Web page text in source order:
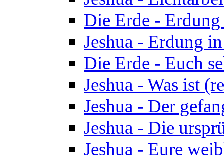
Die Erde -
Jeshua - Erdung
Die Erde - Euch
Jeshua - Was ist
Jeshua - Der
Jeshua - Die
Jeshua - Eure